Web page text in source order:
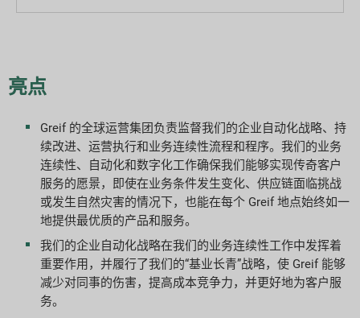
目标与表现
ESG 报告指数
报告下载
亮点
Greif 的全球运营集团负责监督我们的企业自动化战略、持
续改进、运营执行和业务连续性流程和程序。我们的业务
连续性、自动化和数字化工作确保我们能够实现传奇客户
服务的愿景，即使在业务条件发生变化、供应链面临挑战
或发生自然灾害的情况下，也能在每个 Greif 地点始终如一
地提供最优质的产品和服务。
我们的企业自动化战略在我们的业务连续性工作中发挥着
重要作用，并履行了我们的“基业长青”战略，使 Greif 能够
减少对同事的伤害，提高成本竞争力，并更好地为客户服
务。